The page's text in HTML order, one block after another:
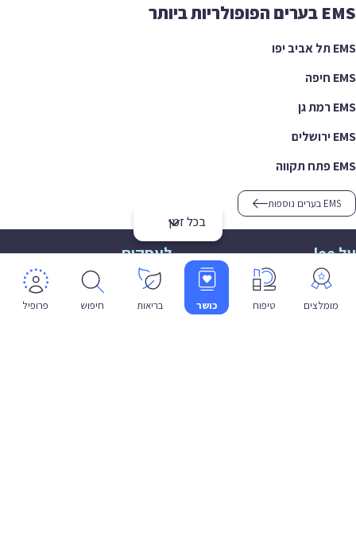
בכל זמן
EMS בערים הפופולריות ביותר
EMS תל אביב יפו
EMS חיפה
EMS רמת גן
EMS ירושלים
EMS פתח תקווה
EMS בערים נוספות
על lee
אודות
תמיכה
לעסקים
הצטרפות
תמיכה לעסקים
מומלצים טיפוח כושר בריאות חיפוש פרופיל